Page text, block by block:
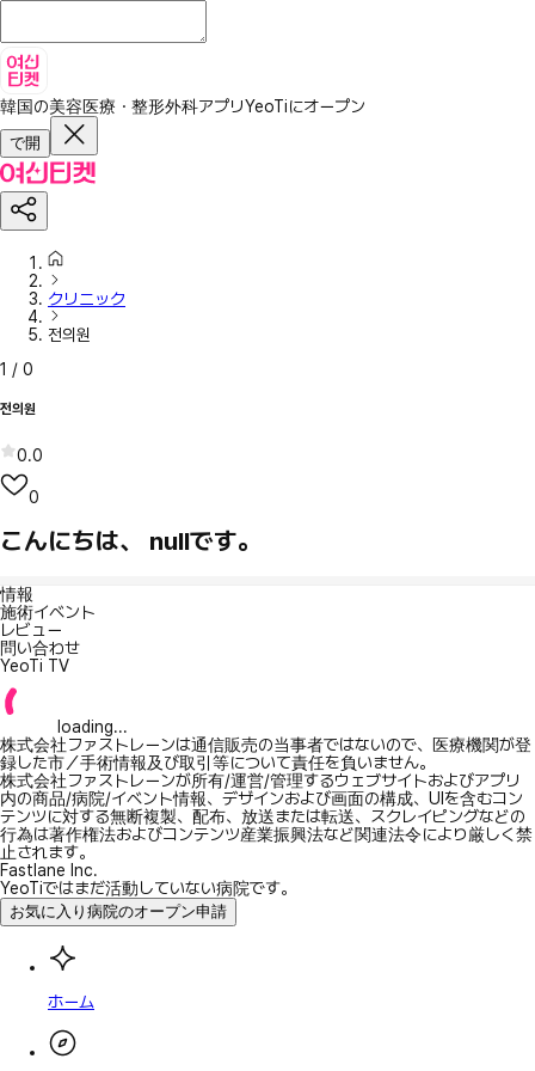
韓国の美容医療・整形外科アプリYeoTiにオープン
で開
クリニック
전의원
1 / 0
전의원
0.0
0
こんにちは、 nullです。
情報
施術イベント
レビュー
問い合わせ
YeoTi TV
loading...
株式会社ファストレーンは通信販売の当事者ではないので、医療機関が登
録した市／手術情報及び取引等について責任を負いません。
株式会社ファストレーンが所有/運営/管理するウェブサイトおよびアプリ
内の商品/病院/イベント情報、デザインおよび画面の構成、UIを含むコン
テンツに対する無断複製、配布、放送または転送、スクレイピングなどの
行為は著作権法およびコンテンツ産業振興法など関連法令により厳しく禁
止されます。
Fastlane Inc.
YeoTiではまだ活動していない病院です。
お気に入り病院のオープン申請
ホーム